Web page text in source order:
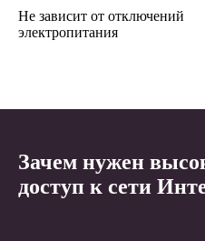
Не зависит от отключений
электропитания
Зачем нужен
доступ к сети